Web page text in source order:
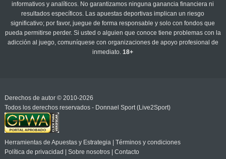
informativos y analíticos. No garantizamos ninguna ganancia financiera ni
resultados específicos. Las apuestas deportivas implican un riesgo
significativo; por favor, juegue de forma responsable y solo con fondos que
pueda permitirse perder. Si usted o alguien que conoce tiene problemas con la
adicción al juego, comuníquese con organizaciones de apoyo profesional de
inmediato.18+
Derechos de autor © 2010-2026
Todos los derechos reservados - Donnael Sport (Live2Sport)
Herramientas de Apuestas y Estrategia| Términos y condiciones
Política de privacidad
Sobre nosotros| Contacto